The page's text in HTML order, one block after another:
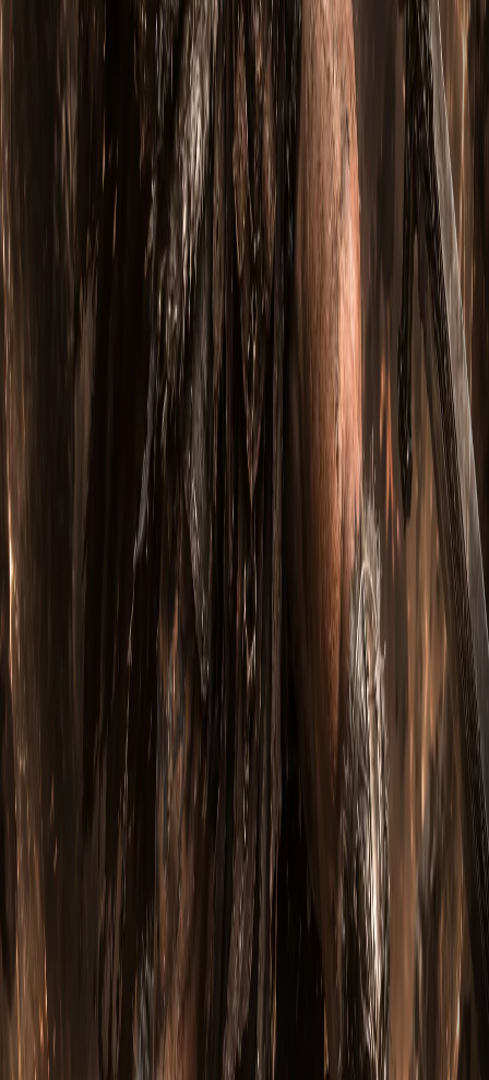
Купить этот билд на охотник на демонова в нашем
магазине
— моментальная доставка, гарантия 30 дней.
Читайте также
Тропа Сокрушительной Ярости: Варвар через
Вихрь, Могучий бросок и Барьер (Сезон 14)
Вступление (Сезон 14) Тропа Сокрушительной Ярости —
это мощный билд Варвара , построенный вокруг Вихря ,
Могу…
Натали Безмятежный
2 июля 2026
Горнило Неистового Вихря: Варвар через
Вихрь, Прыжок и Гнев берсерка (Сезон 14)
Вступление (Сезон 14) Горнило Неистового Вихря — это
агрессивный билд Варвара , построенный вокруг Вихря ,
Пр…
Нихлатак Святой
2 июля 2026
Ярость Сечерона: Варвар через Вихрь,
Могучий бросок и Берсерк (Сезон 14)
Вступление (Сезон 14) Ярость Сечерона — это
агрессивный билд Варвара , построенный вокруг Вихря ,
Могучего бр…
Имоэн Бессмертный
2 июля 2026
Магазин
Топ предметов и сборок дляDiablo